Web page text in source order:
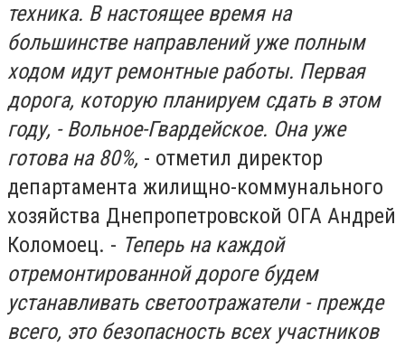
техника. В настоящее время на
большинстве направлений уже полным
ходом идут ремонтные работы. Первая
дорога, которую планируем сдать в этом
году, - Вольное-Гвардейское. Она уже
готова на 80%, - отметил директор
департамента жилищно-коммунального
хозяйства Днепропетровской ОГА Андрей
Коломоец. - Теперь на каждой
отремонтированной дороге будем
устанавливать светоотражатели - прежде
всего, это безопасность всех участников